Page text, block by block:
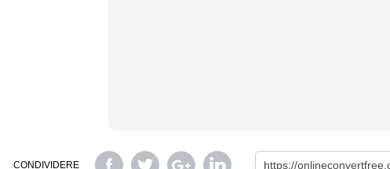
CONDIVIDERE